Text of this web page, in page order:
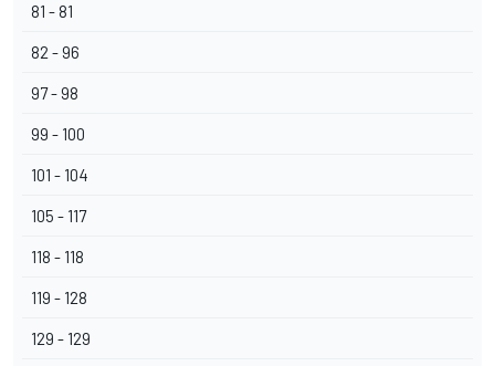
81 - 81
82 - 96
97 - 98
99 - 100
101 - 104
105 - 117
118 - 118
119 - 128
129 - 129